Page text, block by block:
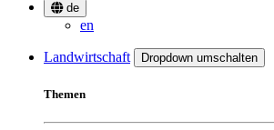
de
en
Landwirtschaft Dropdown umschalten
Themen